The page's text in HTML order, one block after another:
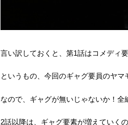
言い訳しておくと、第1話はコメディ要
というもの、今回のギャグ要員のヤマ
なので、ギャグが無いじゃないか！全
2話以降は、ギャグ要素が増えていくの